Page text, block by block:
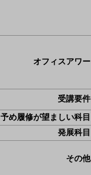
オフィスアワー
受講要件
予め履修が望ましい科目
発展科目
その他